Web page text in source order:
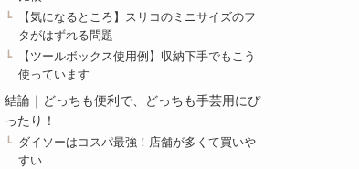
【気になるところ】スリコのミニサイズのフ
タがはずれる問題
【ツールボックス使用例】収納下手でもこう
使っています
結論｜どっちも便利で、どっちも手芸用にぴ
ったり！
ダイソーはコスパ最強！店舗が多くて買いや
すい